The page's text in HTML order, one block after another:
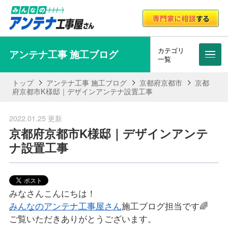
アンテナ工事 施工ブログ
カテゴリ
一覧
メニ
トップ アンテナ工事 施工ブログ 京都府京都市
京都
府京都市K様邸｜デザインアンテナ設置工事
2022.01.25 更新
京都府京都市K様邸｜デザインアンテ
ナ設置工事
みなさんこんにちは！
みんなのアンテナ工事屋さん施工ブログ担当です🌈
ご覧いただきありがとうございます。